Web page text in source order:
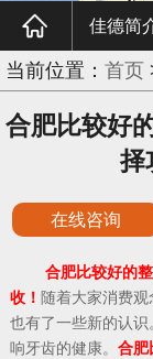
佳德简
当前位置： 首页
合肥比较好
择
在线咨询
合肥比较好的
收！ 随着大家消费
也有了一些新的认
响牙齿的健康。 合肥